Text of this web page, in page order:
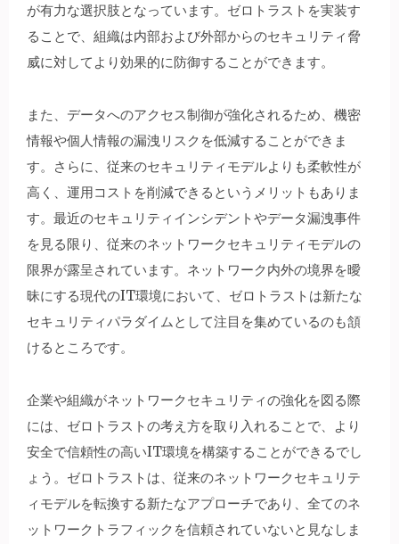
が有力な選択肢となっています。ゼロトラストを実装す
ることで、組織は内部および外部からのセキュリティ脅
威に対してより効果的に防御することができます。
また、データへのアクセス制御が強化されるため、機密
情報や個人情報の漏洩リスクを低減することができま
す。さらに、従来のセキュリティモデルよりも柔軟性が
高く、運用コストを削減できるというメリットもありま
す。最近のセキュリティインシデントやデータ漏洩事件
を見る限り、従来のネットワークセキュリティモデルの
限界が露呈されています。ネットワーク内外の境界を曖
昧にする現代のIT環境において、ゼロトラストは新たな
セキュリティパラダイムとして注目を集めているのも頷
けるところです。
企業や組織がネットワークセキュリティの強化を図る際
には、ゼロトラストの考え方を取り入れることで、より
安全で信頼性の高いIT環境を構築することができるでし
ょう。ゼロトラストは、従来のネットワークセキュリテ
ィモデルを転換する新たなアプローチであり、全てのネ
ットワークトラフィックを信頼されていないと見なしま